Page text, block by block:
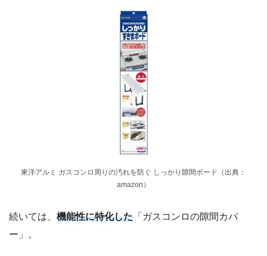
東洋アルミ ガスコンロ周りの汚れを防ぐ しっかり隙間ボード（出典：
amazon）
続いては、 機能性に特化した 「ガスコンロの隙間カバ
ー」。